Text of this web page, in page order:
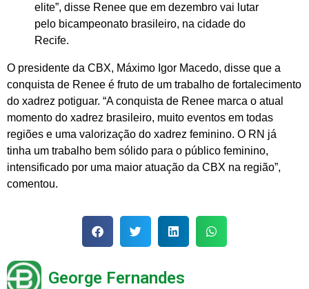
elite”, disse Renee que em dezembro vai lutar
pelo bicampeonato brasileiro, na cidade do
Recife.
O presidente da CBX, Máximo Igor Macedo, disse que a
conquista de Renee é fruto de um trabalho de fortalecimento
do xadrez potiguar. “A conquista de Renee marca o atual
momento do xadrez brasileiro, muito eventos em todas
regiões e uma valorização do xadrez feminino. O RN já
tinha um trabalho bem sólido para o público feminino,
intensificado por uma maior atuação da CBX na região”,
comentou.
George Fernandes